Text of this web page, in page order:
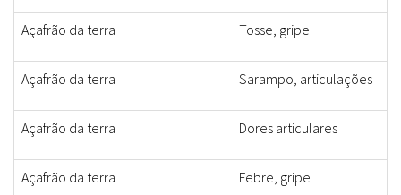
Açafrão da terra Tosse, gripe
Açafrão da terra Sarampo, articulações
Açafrão da terra Dores articulares
Açafrão da terra Febre, gripe